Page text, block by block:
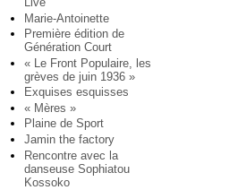
Marie-Antoinette
Première édition de
Génération Court
« Le Front Populaire, les
grèves de juin 1936 »
Exquises esquisses
« Mères »
Plaine de Sport
Jamin the factory
Rencontre avec la
danseuse Sophiatou
Kossoko